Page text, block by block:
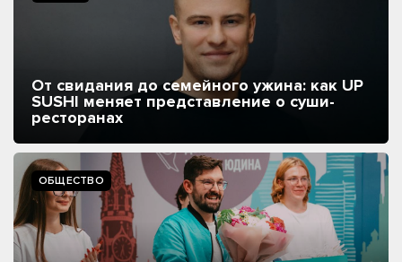
От свидания до семейного ужина: как UP
SUSHI меняет представление о суши-
ресторанах
ОБЩЕСТВО